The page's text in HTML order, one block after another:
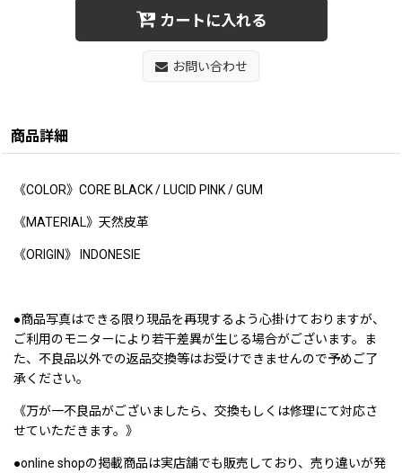
カートに入れる
お問い合わせ
商品詳細
《COLOR》CORE BLACK / LUCID PINK / GUM
《MATERIAL》天然皮革
《ORIGIN》 INDONESIE
●商品写真はできる限り現品を再現するよう心掛けておりますが、
ご利用のモニターにより若干差異が生じる場合がございます。ま
た、不良品以外での返品交換等はお受けできませんので予めご了
承ください。
《万が一不良品がございましたら、交換もしくは修理にて対応さ
せていただきます。》
●online shopの掲載商品は実店舗でも販売しており、売り違いが発